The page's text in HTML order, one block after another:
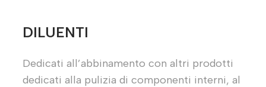
DILUENTI
Dedicati all’abbinamento con altri prodotti
dedicati alla pulizia di componenti interni, al